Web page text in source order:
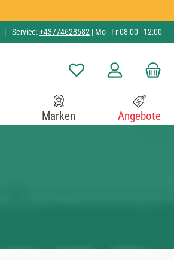
| Service:+43774628582 | Mo - Fr 08:00 - 12:00
Du hast 0 Produkte auf
Marken Angebote